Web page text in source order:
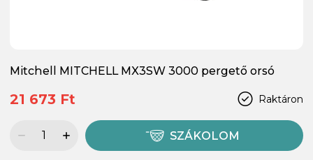
Mitchell MITCHELL MX3SW 3000 pergető orsó
Raktáron
21 673 Ft
SZÁKOLOM